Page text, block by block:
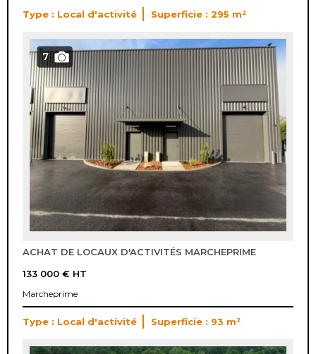
Type : Local d'activité Superficie : 295 m²
7
ACHAT DE LOCAUX D'ACTIVITÉS MARCHEPRIME
133 000 € HT
Marcheprime
Type : Local d'activité Superficie : 93 m²